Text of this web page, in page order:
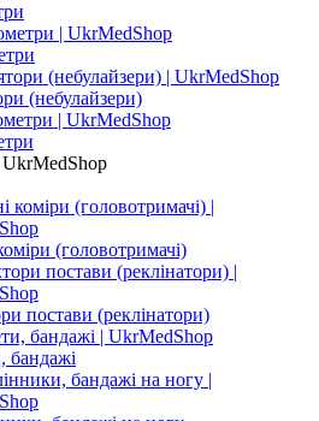
(небулайзери)
(головотримачі)
постави (реклінатори)
бандажі